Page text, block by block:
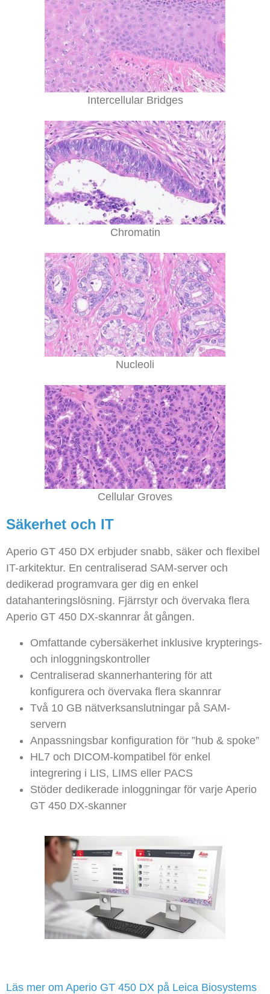
Intercellular Bridges
Chromatin
Nucleoli
Cellular Groves
Säkerhet och IT
Aperio GT 450 DX erbjuder snabb, säker och flexibel
IT-arkitektur. En centraliserad SAM-server och
dedikerad programvara ger dig en enkel
datahanteringslösning. Fjärrstyr och övervaka flera
Aperio GT 450 DX-skannrar åt gången.
Omfattande cybersäkerhet inklusive krypterings-
och inloggningskontroller
Centraliserad skannerhantering för att
konfigurera och övervaka flera skannrar
Två 10 GB nätverksanslutningar på SAM-
servern
Anpassningsbar konfiguration för ”hub & spoke”
HL7 och DICOM-kompatibel för enkel
integrering i LIS, LIMS eller PACS
Stöder dedikerade inloggningar för varje Aperio
GT 450 DX-skanner
Läs mer om Aperio GT 450 DX på Leica Biosystems